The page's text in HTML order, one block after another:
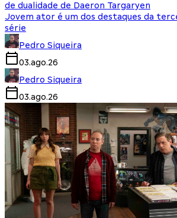
de dualidade de Daeron Targaryen
Jovem ator é um dos destaques da
série
Pedro Siqueira
03.ago.26
Pedro Siqueira
03.ago.26